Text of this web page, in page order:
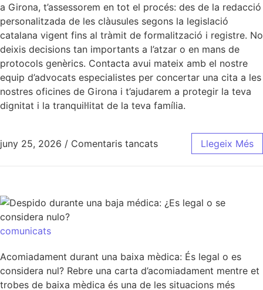
a Girona, t’assessorem en tot el procés: des de la redacció
personalitzada de les clàusules segons la legislació
catalana vigent fins al tràmit de formalització i registre. No
deixis decisions tan importants a l’atzar o en mans de
protocols genèrics. Contacta avui mateix amb el nostre
equip d’advocats especialistes per concertar una cita a les
nostres oficines de Girona i t’ajudarem a protegir la teva
dignitat i la tranquil·litat de la teva família.
juny 25, 2026 / Comentaris tancats Llegeix Més
comunicats
Acomiadament durant una baixa mèdica: És legal o es
considera nul? Rebre una carta d’acomiadament mentre et
trobes de baixa mèdica és una de les situacions més